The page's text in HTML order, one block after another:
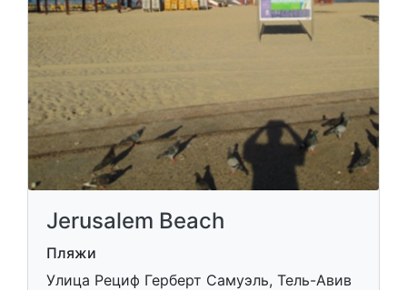
Jerusalem Beach
Пляжи
Улица Рециф Герберт Самуэль, Тель-Авив